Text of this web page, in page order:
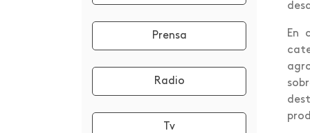
colombiana
Congreso
Prensa
Radio
Tv
En